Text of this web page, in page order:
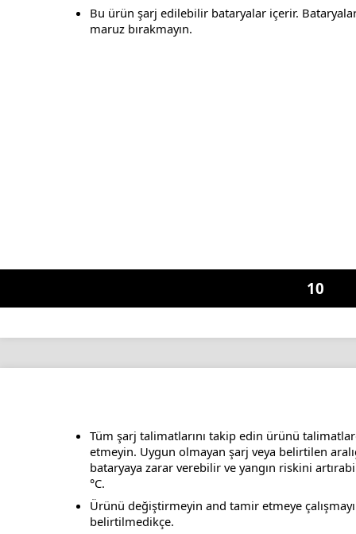
Bu ürün şarj edilebilir bataryalar içerir.
maruz bırakmayın.
10
Tüm şarj talimatlarını takip edin ürünü
etmeyin. Uygun olmayan şarj veya belirtilen
bataryaya zarar verebilir ve yangın riskini
°C.
Ürünü değiştirmeyin and tamir etmeye
belirtilmedikçe.